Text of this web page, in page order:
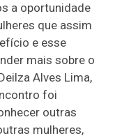
a oportunidade
que assim
e esse
mais sobre o
Alves Lima,
foi
outras
mulheres,